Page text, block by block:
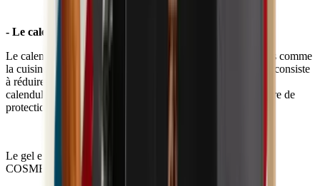
- Le calendula:
Le calendula est une plante utilisée dans différents domaines comme
la cuisine, le textile, ou les cosmétiques. Sa vertu principale consiste
à réduire l'inconfort de la peau. En particulier, les pétales de
calendula permettent d'apaiser la peau, de former une barrière de
protection anti-oxydante et réduire les gênes cutanées.
Le gel est achetable avec des éco-chèques grâce au label
COSMEBIO.